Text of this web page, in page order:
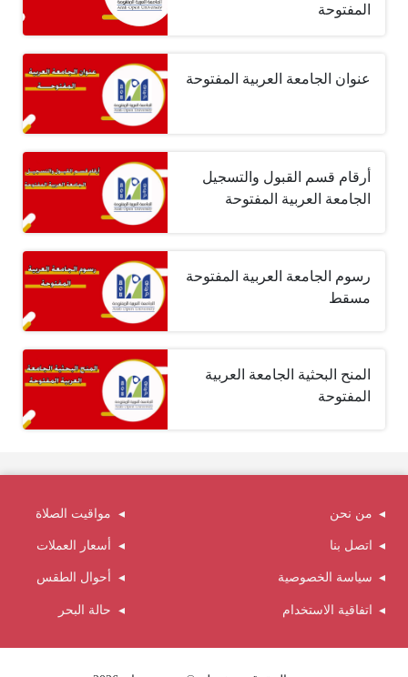
المفتوحة
عنوان الجامعة العربية المفتوحة
أرقام قسم القبول والتسجيل
الجامعة العربية المفتوحة
رسوم الجامعة العربية المفتوحة
مسقط
المنح البحثية الجامعة العربية
المفتوحة
من نحن
اتصل بنا
سياسة الخصوصية
اتفاقية الاستخدام
مواقيت الصلاة
أسعار العملات
أحوال الطقس
حالة البحر